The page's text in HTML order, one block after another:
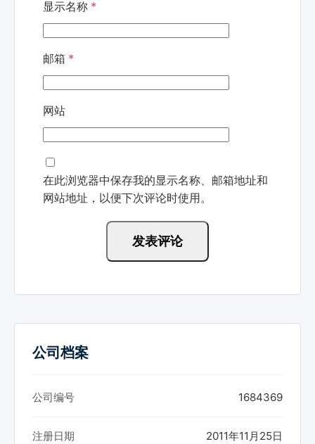
显示名称 *
邮箱 *
网站
在此浏览器中保存我的显示名称、邮箱地址和
网站地址，以便下次评论时使用。
公司档案
公司编号 1684369
注册日期 2011年11月25日